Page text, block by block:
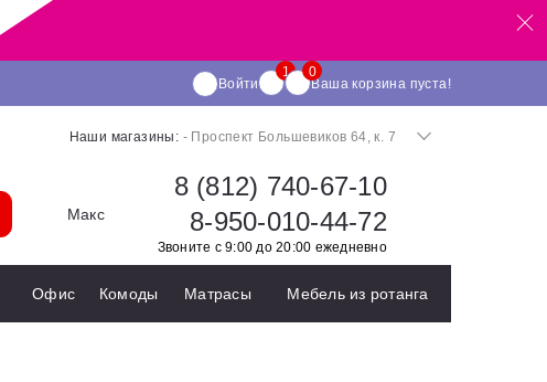
Войти Ваша корзина пуста!
Наши магазины: - Проспект Большевиков 64, к. 7
Макс
8 (812) 740-67-10
8-950-010-44-72
Звоните с 9:00 до 20:00 ежедневно
Офис Комоды Матрасы Мебель из ротанга